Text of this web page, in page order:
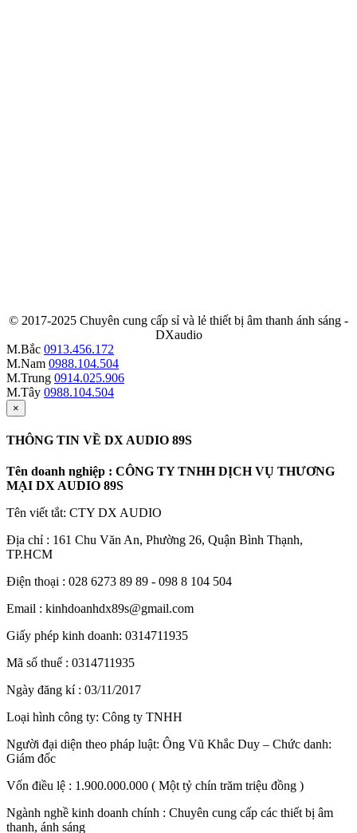
© 2017-2025 Chuyên cung cấp sỉ và lẻ thiết bị âm thanh ánh sáng -
DXaudio
M.Bắc 0913.456.172
M.Nam 0988.104.504
M.Trung 0914.025.906
M.Tây 0988.104.504
×
THÔNG TIN VỀ DX AUDIO 89S
Tên doanh nghiệp : CÔNG TY TNHH DỊCH VỤ THƯƠNG
MẠI DX AUDIO 89S
Tên viết tắt: CTY DX AUDIO
Địa chỉ : 161 Chu Văn An, Phường 26, Quận Bình Thạnh,
TP.HCM
Điện thoại : 028 6273 89 89 - 098 8 104 504
Email : kinhdoanhdx89s@gmail.com
Giấy phép kinh doanh: 0314711935
Mã số thuế : 0314711935
Ngày đăng kí : 03/11/2017
Loại hình công ty: Công ty TNHH
Người đại diện theo pháp luật: Ông Vũ Khắc Duy – Chức danh:
Giám đốc
Vốn điều lệ : 1.900.000.000 ( Một tỷ chín trăm triệu đồng )
Ngành nghề kinh doanh chính : Chuyên cung cấp các thiết bị âm
thanh, ánh sáng